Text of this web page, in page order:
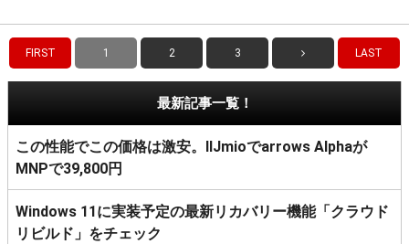
FIRST 1 2 3 LAST
最新記事一覧！
この性能でこの価格は激安。IIJmioでarrows Alphaが
MNPで39,800円
Windows 11に実装予定の最新リカバリー機能「クラウド
リビルド」をチェック